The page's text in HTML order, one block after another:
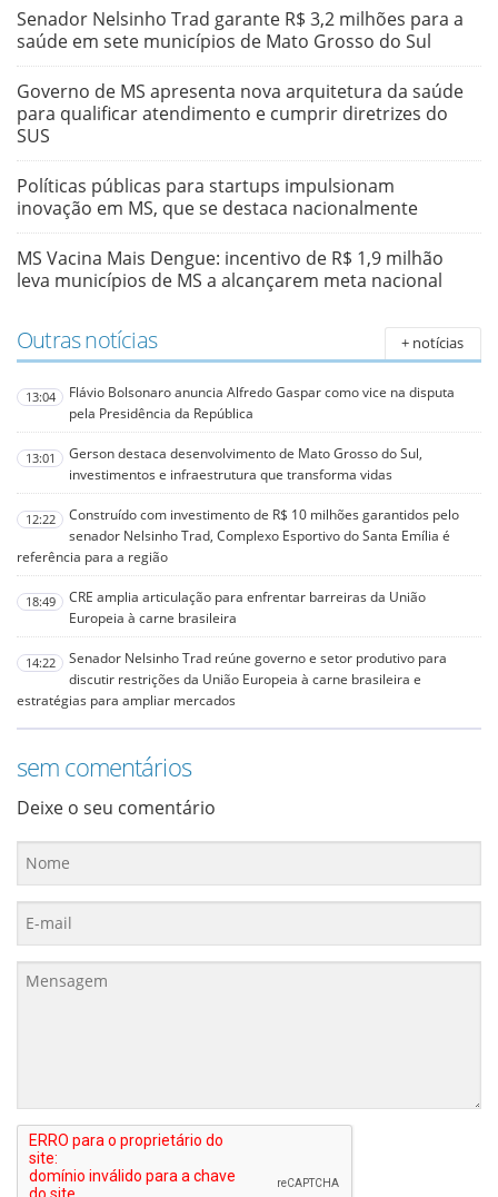
Senador Nelsinho Trad garante R$ 3,2 milhões para a
saúde em sete municípios de Mato Grosso do Sul
Governo de MS apresenta nova arquitetura da saúde
para qualificar atendimento e cumprir diretrizes do
SUS
Políticas públicas para startups impulsionam
inovação em MS, que se destaca nacionalmente
MS Vacina Mais Dengue: incentivo de R$ 1,9 milhão
leva municípios de MS a alcançarem meta nacional
Outras notícias + notícias
13:04
Flávio Bolsonaro anuncia Alfredo Gaspar como vice na disputa
pela Presidência da República
13:01
Gerson destaca desenvolvimento de Mato Grosso do Sul,
investimentos e infraestrutura que transforma vidas
12:22
Construído com investimento de R$ 10 milhões garantidos pelo
senador Nelsinho Trad, Complexo Esportivo do Santa Emília é
referência para a região
18:49
CRE amplia articulação para enfrentar barreiras da União
Europeia à carne brasileira
14:22
Senador Nelsinho Trad reúne governo e setor produtivo para
discutir restrições da União Europeia à carne brasileira e
estratégias para ampliar mercados
sem comentários
Deixe o seu comentário